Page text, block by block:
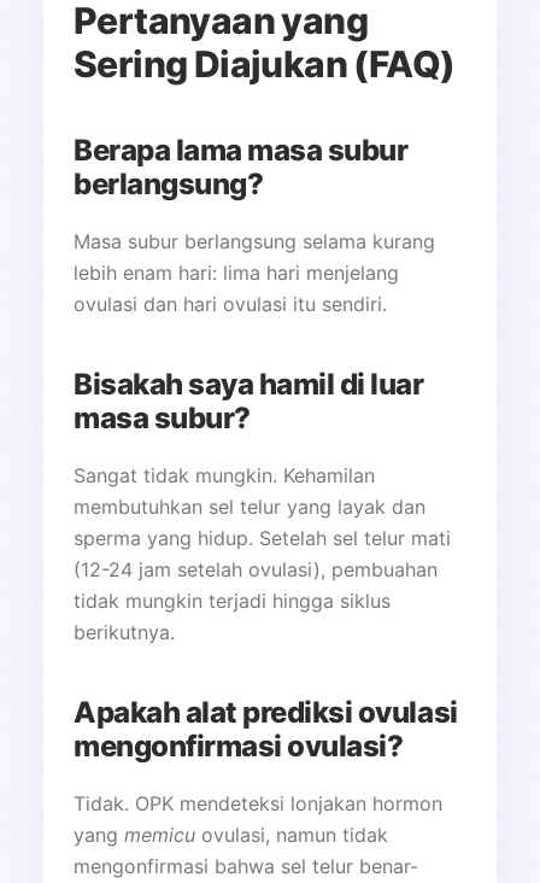
Pertanyaan yang
Sering Diajukan (FAQ)
Berapa lama masa subur
berlangsung?
Masa subur berlangsung selama kurang
lebih enam hari: lima hari menjelang
ovulasi dan hari ovulasi itu sendiri.
Bisakah saya hamil di luar
masa subur?
Sangat tidak mungkin. Kehamilan
membutuhkan sel telur yang layak dan
sperma yang hidup. Setelah sel telur mati
(12-24 jam setelah ovulasi), pembuahan
tidak mungkin terjadi hingga siklus
berikutnya.
Apakah alat prediksi ovulasi
mengonfirmasi ovulasi?
Tidak. OPK mendeteksi lonjakan hormon
yang memicu ovulasi, namun tidak
mengonfirmasi bahwa sel telur benar-